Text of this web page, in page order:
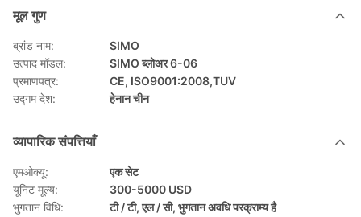
मूल गुण
ब्रांड नाम:
SIMO
उत्पाद मॉडल:
SIMO ब्लोअर 6-06
प्रमाणपत्र:
CE, ISO9001:2008,TUV
उद्गम देश:
हेनान चीन
व्यापारिक संपत्तियाँ
एमओक्यू:
एक सेट
यूनिट मूल्य:
300-5000 USD
भुगतान विधि:
टी / टी, एल / सी, भुगतान अवधि परक्राम्य है